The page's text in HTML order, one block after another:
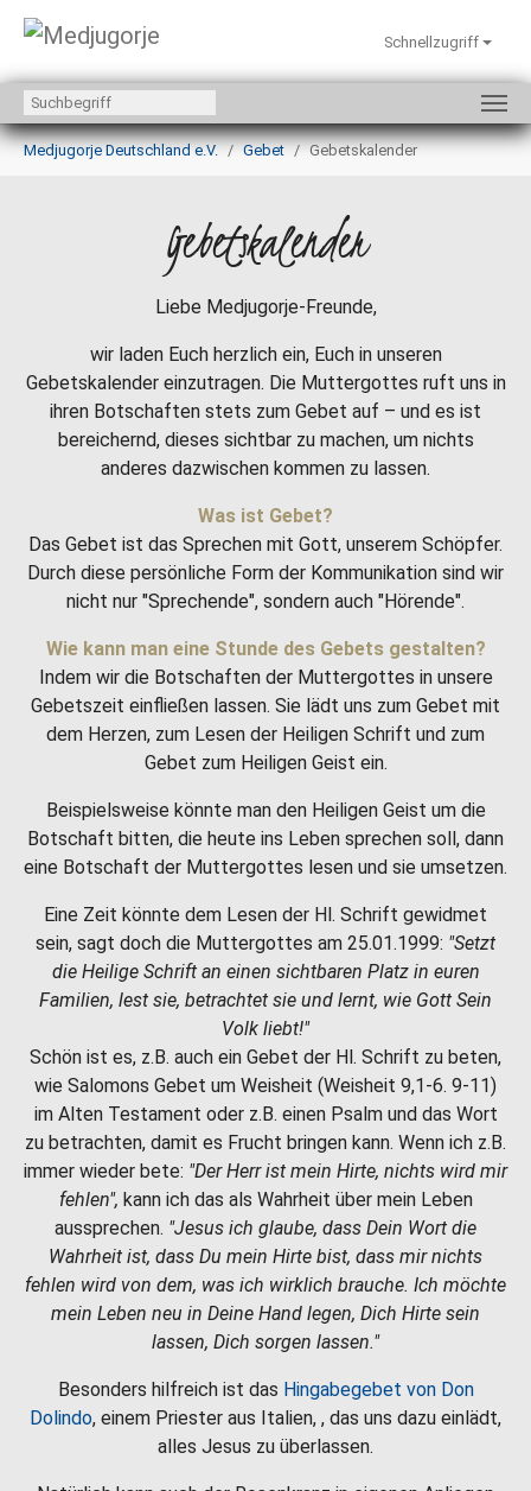
Zum Hauptinhalt springen
Schnellzugriff
Sie sind hier:
Medjugorje Deutschland e.V.
Gebet Gebetskalender
Gebetskalender
Liebe Medjugorje-Freunde,
wir laden Euch herzlich ein, Euch in unseren
Gebetskalender einzutragen. Die Muttergottes ruft uns in
ihren Botschaften stets zum Gebet auf – und es ist
bereichernd, dieses sichtbar zu machen, um nichts
anderes dazwischen kommen zu lassen.
Was ist Gebet?
Das Gebet ist das Sprechen mit Gott, unserem Schöpfer.
Durch diese persönliche Form der Kommunikation sind wir
nicht nur "Sprechende", sondern auch "Hörende".
Wie kann man eine Stunde des Gebets gestalten?
Indem wir die Botschaften der Muttergottes in unsere
Gebetszeit einfließen lassen. Sie lädt uns zum Gebet mit
dem Herzen, zum Lesen der Heiligen Schrift und zum
Gebet zum Heiligen Geist ein.
Beispielsweise könnte man den Heiligen Geist um die
Botschaft bitten, die heute ins Leben sprechen soll, dann
eine Botschaft der Muttergottes lesen und sie umsetzen.
Eine Zeit könnte dem Lesen der Hl. Schrift gewidmet
sein, sagt doch die Muttergottes am 25.01.1999: "Setzt
die Heilige Schrift an einen sichtbaren Platz in euren
Familien, lest sie, betrachtet sie und lernt, wie Gott Sein
Volk liebt!"
Schön ist es, z.B. auch ein Gebet der Hl. Schrift zu beten,
wie Salomons Gebet um Weisheit (Weisheit 9,1-6. 9-11)
im Alten Testament oder z.B. einen Psalm und das Wort
zu betrachten, damit es Frucht bringen kann. Wenn ich z.B.
immer wieder bete: "Der Herr ist mein Hirte, nichts wird mir
fehlen", kann ich das als Wahrheit über mein Leben
aussprechen. "Jesus ich glaube, dass Dein Wort die
Wahrheit ist, dass Du mein Hirte bist, dass mir nichts
fehlen wird von dem, was ich wirklich brauche. Ich möchte
mein Leben neu in Deine Hand legen, Dich Hirte sein
lassen, Dich sorgen lassen."
Besonders hilfreich ist das Hingabegebet von Don
Dolindo, einem Priester aus Italien, , das uns dazu einlädt,
alles Jesus zu überlassen.